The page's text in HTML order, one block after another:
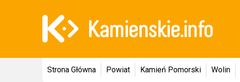
Strona Główna Powiat Kamień Pomorski Wolin